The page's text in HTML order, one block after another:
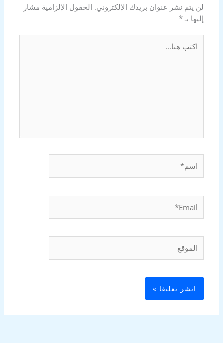
لن يتم نشر عنوان بريدك الإلكتروني. الحقول الإلزامية مشار
إليها بـ*
هنا...